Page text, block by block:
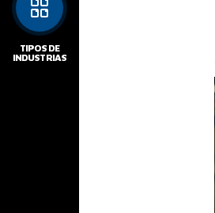
TIPOS DE
INDUSTRIAS